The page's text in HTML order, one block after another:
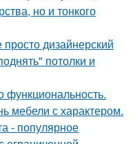
но и тонкого
дизайнерский
потолки и
функциональность.
мебели с характером.
- популярное